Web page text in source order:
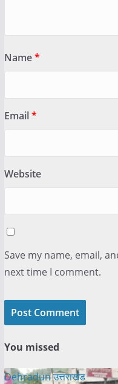
Name*
Email*
Website
Save my name, email,
next time I comment.
You missed
Dehradunउत्तराखंड